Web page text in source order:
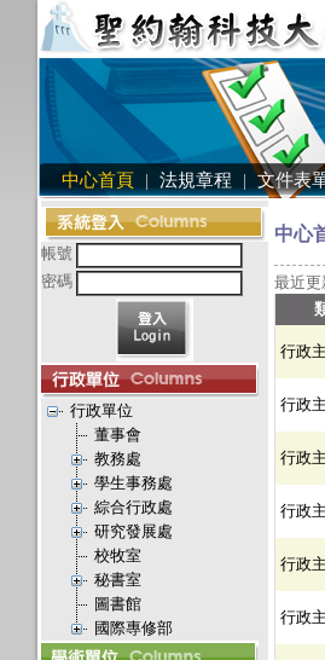
中心首頁 | 法規章程 | 文件表
帳號
密碼
行政單位
董事會
教務處
學生事務處
綜合行政處
研究發展處
校牧室
秘書室
圖書館
國際專修部
中心
最近更
行政
行政
行政
行政
行政
行政